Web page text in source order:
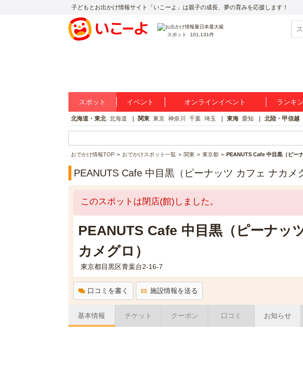
子どもとお出かけ情報サイト「いこーよ」は親子の成長、夢の育みを応援します！
スポット 101,131件
スポット イベント オンラインイベント ランキ
北海道・東北 北海道 関東 東京 神奈川 千葉 埼玉 東海 愛知 北陸・甲信越
おでかけ情報TOP おでかけスポット一覧 関東 東京都 PEANUTS Cafe 中目黒（ピー
PEANUTS Cafe 中目黒（ピーナッツ カフェ ナカメ
このスポットは閉店(館)しました。
PEANUTS Cafe 中目黒（ピーナッ
カメグロ）
東京都目黒区青葉台2-16-7
口コミを書く 施設情報を送る
基本情報 チケット クーポン 口コミ お知らせ